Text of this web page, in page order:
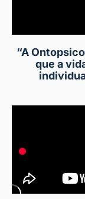
“A
que a